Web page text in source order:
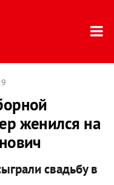
женился на
свадьбу в